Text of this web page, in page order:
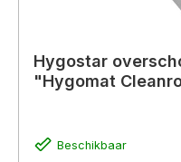
Hygostar
"Hygomat
Beschikbaar